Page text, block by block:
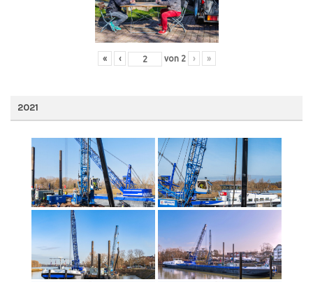
« ‹ von 2 › »
2021